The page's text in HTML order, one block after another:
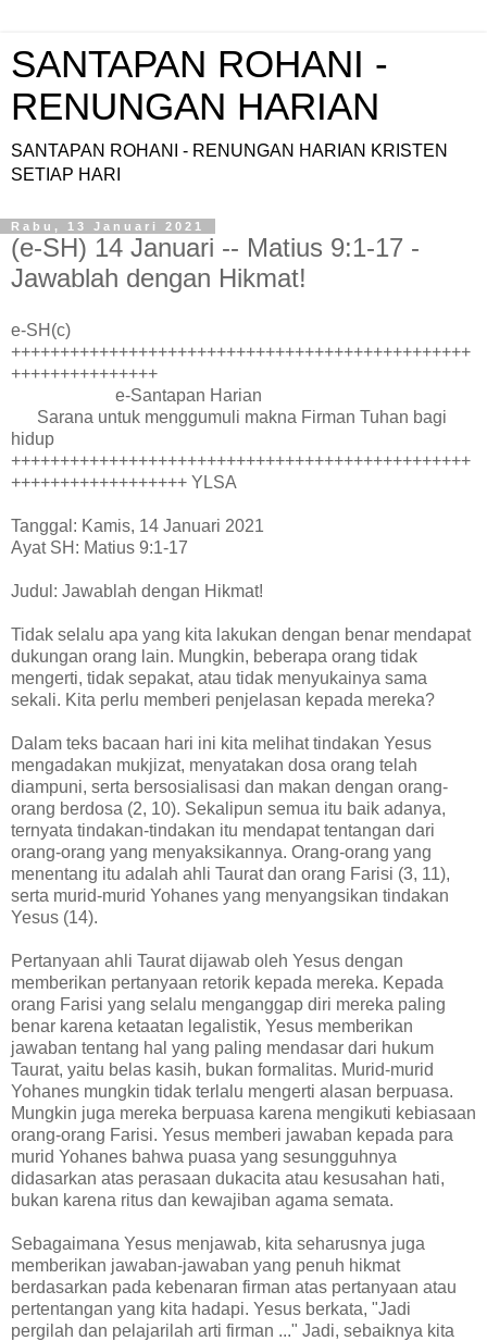
SANTAPAN ROHANI -
RENUNGAN HARIAN
SANTAPAN ROHANI - RENUNGAN HARIAN KRISTEN
SETIAP HARI
Rabu, 13 Januari 2021
(e-SH) 14 Januari -- Matius 9:1-17 -
Jawablah dengan Hikmat!
e-SH(c)
+++++++++++++++++++++++++++++++++++++++++++++++
+++++++++++++++
e-Santapan Harian
Sarana untuk menggumuli makna Firman Tuhan bagi
hidup
+++++++++++++++++++++++++++++++++++++++++++++++
++++++++++++++++++ YLSA
Tanggal: Kamis, 14 Januari 2021
Ayat SH: Matius 9:1-17
Judul: Jawablah dengan Hikmat!
Tidak selalu apa yang kita lakukan dengan benar mendapat
dukungan orang lain. Mungkin, beberapa orang tidak
mengerti, tidak sepakat, atau tidak menyukainya sama
sekali. Kita perlu memberi penjelasan kepada mereka?
Dalam teks bacaan hari ini kita melihat tindakan Yesus
mengadakan mukjizat, menyatakan dosa orang telah
diampuni, serta bersosialisasi dan makan dengan orang-
orang berdosa (2, 10). Sekalipun semua itu baik adanya,
ternyata tindakan-tindakan itu mendapat tentangan dari
orang-orang yang menyaksikannya. Orang-orang yang
menentang itu adalah ahli Taurat dan orang Farisi (3, 11),
serta murid-murid Yohanes yang menyangsikan tindakan
Yesus (14).
Pertanyaan ahli Taurat dijawab oleh Yesus dengan
memberikan pertanyaan retorik kepada mereka. Kepada
orang Farisi yang selalu menganggap diri mereka paling
benar karena ketaatan legalistik, Yesus memberikan
jawaban tentang hal yang paling mendasar dari hukum
Taurat, yaitu belas kasih, bukan formalitas. Murid-murid
Yohanes mungkin tidak terlalu mengerti alasan berpuasa.
Mungkin juga mereka berpuasa karena mengikuti kebiasaan
orang-orang Farisi. Yesus memberi jawaban kepada para
murid Yohanes bahwa puasa yang sesungguhnya
didasarkan atas perasaan dukacita atau kesusahan hati,
bukan karena ritus dan kewajiban agama semata.
Sebagaimana Yesus menjawab, kita seharusnya juga
memberikan jawaban-jawaban yang penuh hikmat
berdasarkan pada kebenaran firman atas pertanyaan atau
pertentangan yang kita hadapi. Yesus berkata, "Jadi
pergilah dan pelajarilah arti firman ..." Jadi, sebaiknya kita